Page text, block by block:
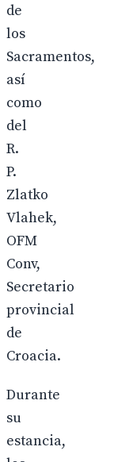
de
los
Sacramentos,
así
como
del
R.
P.
Zlatko
Vlahek,
OFM
Conv,
Secretario
provincial
de
Croacia.
Durante
su
estancia,